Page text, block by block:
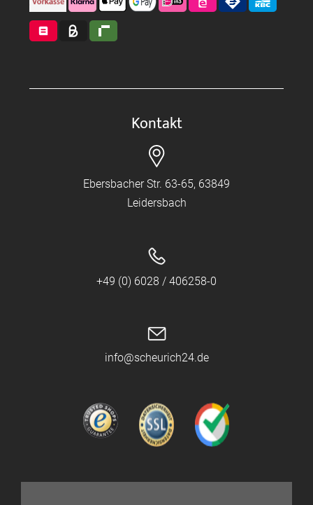
Kontakt
Ebersbacher Str. 63-65, 63849
Leidersbach
+49 (0) 6028 / 406258-0
info@scheurich24.de